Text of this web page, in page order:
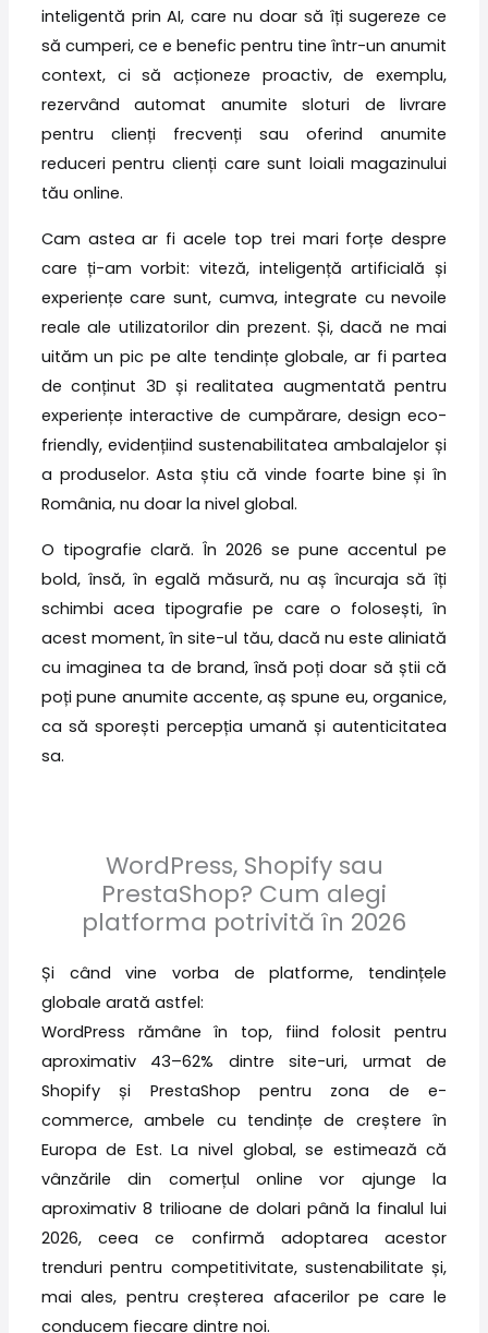
inteligentă prin AI, care nu doar să îți sugereze ce
să cumperi, ce e benefic pentru tine într-un anumit
context, ci să acționeze proactiv, de exemplu,
rezervând automat anumite sloturi de livrare
pentru clienți frecvenți sau oferind anumite
reduceri pentru clienți care sunt loiali magazinului
tău online.
Cam astea ar fi acele top trei mari forțe despre
care ți-am vorbit: viteză, inteligență artificială și
experiențe care sunt, cumva, integrate cu nevoile
reale ale utilizatorilor din prezent. Și, dacă ne mai
uităm un pic pe alte tendințe globale, ar fi partea
de conținut 3D și realitatea augmentată pentru
experiențe interactive de cumpărare, design eco-
friendly, evidențiind sustenabilitatea ambalajelor și
a produselor. Asta știu că vinde foarte bine și în
România, nu doar la nivel global.
O tipografie clară. În 2026 se pune accentul pe
bold, însă, în egală măsură, nu aș încuraja să îți
schimbi acea tipografie pe care o folosești, în
acest moment, în site-ul tău, dacă nu este aliniată
cu imaginea ta de brand, însă poți doar să știi că
poți pune anumite accente, aș spune eu, organice,
ca să sporești percepția umană și autenticitatea
sa.
WordPress, Shopify sau
PrestaShop? Cum alegi
platforma potrivită în 2026
Și când vine vorba de platforme, tendințele
globale arată astfel:
WordPress rămâne în top, fiind folosit pentru
aproximativ 43–62% dintre site-uri, urmat de
Shopify și PrestaShop pentru zona de e-
commerce, ambele cu tendințe de creștere în
Europa de Est. La nivel global, se estimează că
vânzările din comerțul online vor ajunge la
aproximativ 8 trilioane de dolari până la finalul lui
2026, ceea ce confirmă adoptarea acestor
trenduri pentru competitivitate, sustenabilitate și,
mai ales, pentru creșterea afacerilor pe care le
conducem fiecare dintre noi.